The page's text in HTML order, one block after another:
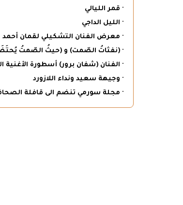
· قمر الليالي
· الليل الداجي
· معرض الفنان التشكيلي لقمان أحمد
· (نفثاتُ الصّمت) و (حيثُ الصّمتُ
· الفنان (شفان برور) أسطورة الأغنية
· وجيهة سعيد ونداء اللازورد
· مجلة سورمي تنضم الى قافلة